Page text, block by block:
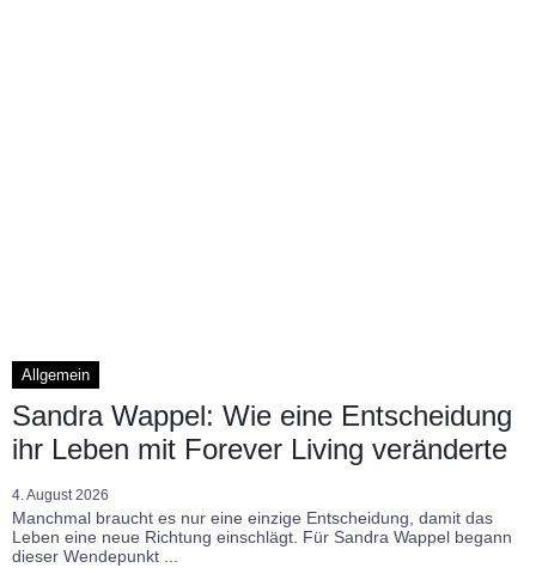
Allgemein
Sandra Wappel: Wie eine Entscheidung
ihr Leben mit Forever Living veränderte
4. August 2026
Manchmal braucht es nur eine einzige Entscheidung, damit das
Leben eine neue Richtung einschlägt. Für Sandra Wappel begann
dieser Wendepunkt ...